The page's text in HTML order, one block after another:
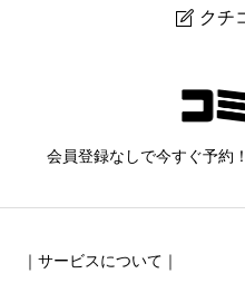
 クチ
ニックネーム 任意
会員登録なしで今すぐ予約
｜サービスについて｜